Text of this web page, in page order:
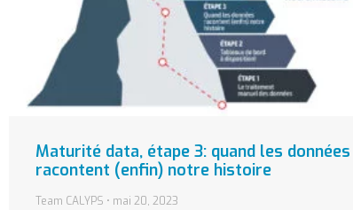
Maturité data, étape 3: quand les données
racontent (enfin) notre histoire
Team CALYPS mai 20, 2023